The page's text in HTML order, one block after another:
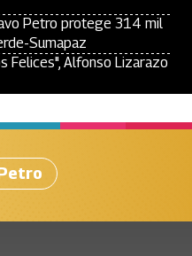
Petro protege 314 mil
Sumapaz
Felices", Alfonso Lizarazo